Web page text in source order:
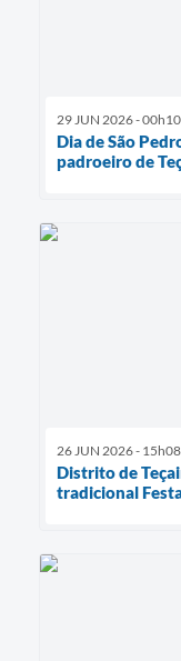
29 JUN 2026 - 00h10
Dia de São
padroeiro de
26 JUN 2026 - 15h08
Distrito de
tradicional